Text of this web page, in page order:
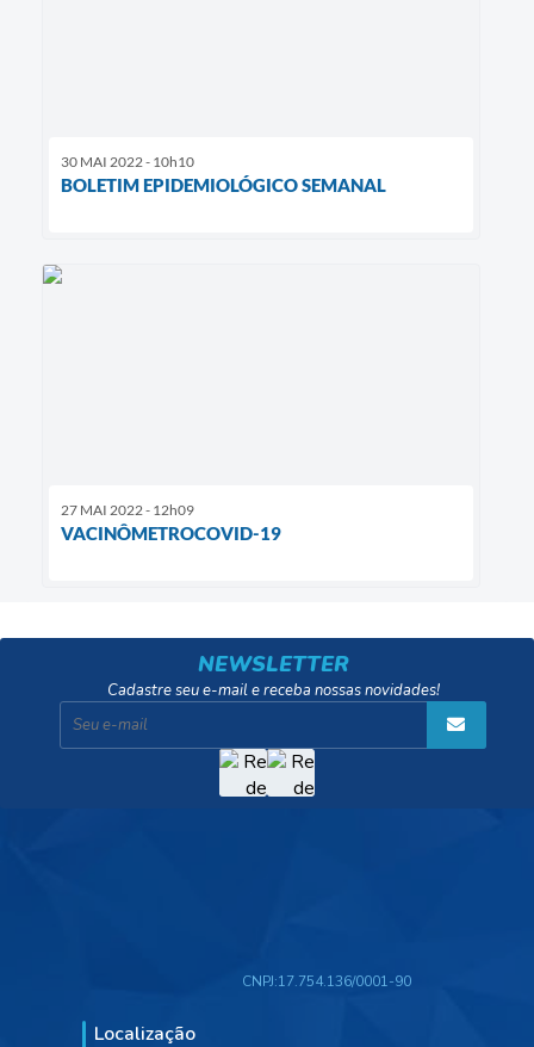
30 MAI 2022 - 10h10
BOLETIM EPIDEMIOLÓGICO SEMANAL
27 MAI 2022 - 12h09
VACINÔMETROCOVID-19
NEWSLETTER
Cadastre seu e-mail e receba nossas novidades!
Localização
CNPJ:17.754.136/0001-90